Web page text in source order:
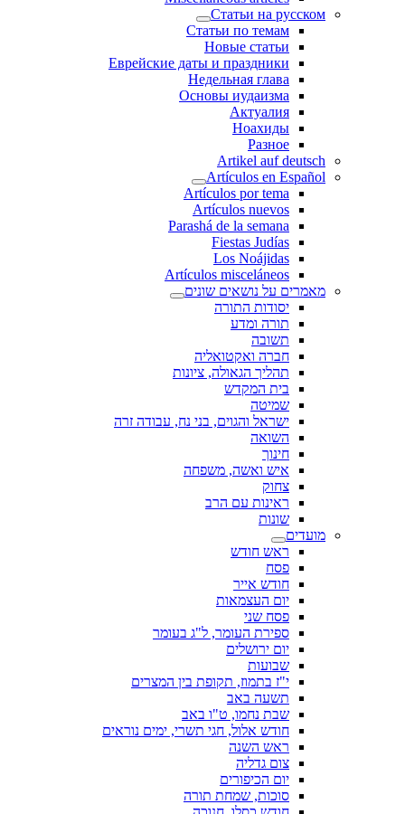
Статьи на русском
Статьи по темам
Новые статьи
Еврейские даты и праздники
Недельная глава
Основы иудаизма
Актуалия
Ноахиды
Разное
Artikel auf deutsch
Artículos en Español
Artículos por tema
Artículos nuevos
Parashá de la semana
Fiestas Judías
Los Noájidas
Artículos misceláneos
מאמרים על נושאים שונים
יסודות התורה
תורה ומדע
תשובה
חברה ואקטואליה
תהליך הגאולה, ציונות
בית המקדש
שמיטה
ישראל והגוים, בני נח, עבודה זרה
השואה
חינוך
איש ואשה, משפחה
צחוק
ראינות עם הרב
שונות
מועדים
ראש חודש
פסח
חודש אייר
יום העצמאות
פסח שני
ספירת העומר, ל"ג בעומר
יום ירושלים
שבועות
י"ז בתמוז, תקופת בין המצרים
תשעה באב
שבת נחמו, ט"ו באב
חודש אלול, חגי תשרי, ימים נוראים
ראש השנה
צום גדליה
יום הכיפורים
סוכות, שמחת תורה